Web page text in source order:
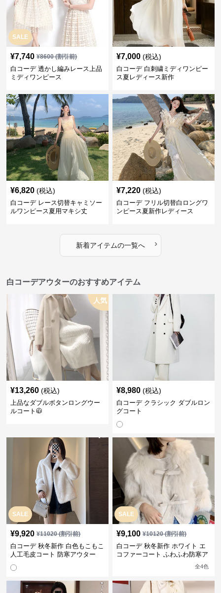
SALE
¥7,740 ¥8600(割引前)
白コーデ 透かし編みレース上品
ミディワンピース
¥7,000 (税込)
白コーデ 白刺繍ミディワンピー
ス夏レディース新作
¥6,820 (税込)
白コーデ レース切替キャミソー
ルワンピース夏用マキシ丈
¥7,220 (税込)
白コーデ フリル切替白ロングワ
ンピース夏新作レディース
新着アイテムの一覧へ ›
白コーデアウターのおすすめアイテム
人気
¥13,260 (税込)
上品なダブルボタンロングウー
ルコート🧥
¥8,980 (税込)
白コーデ クラシック ダブルロン
グコート
SALE
¥9,920 ¥11020(割引前)
白コーデ 秋冬新作 白色もこもこ
人工毛皮コート 防寒アウター
SALE
¥9,100 ¥10120(割引前)
白コーデ 秋冬新作 ホワイト エ
コファーコート ふわふわ防寒ア
全4色